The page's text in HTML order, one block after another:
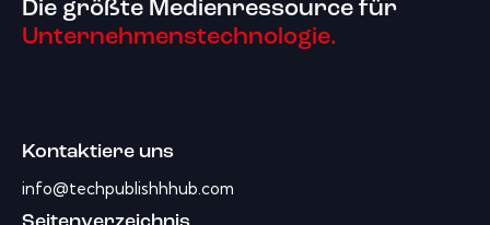
Die größte Medienressource für
Unternehmenstechnologie.
Kontaktiere uns
info@techpublishhhub.com